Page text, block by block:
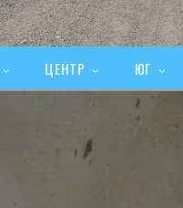
ЦЕНТР ЮГ